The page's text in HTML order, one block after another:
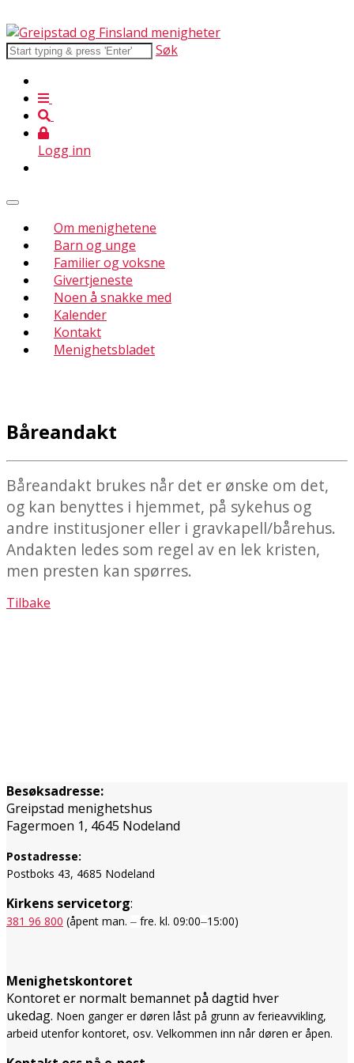
Søk
Logg inn
Om menighetene
Barn og unge
Familier og voksne
Givertjeneste
Noen å snakke med
Kalender
Kontakt
Menighetsbladet
Båreandakt
Båreandakt brukes når det er ønske om det,
og kan benyttes i hjemmet, på sykehus og
andre institusjoner eller i gravkapell/bårehus.
Andakten ledes som regel av en lek kristen,
men presten kan spørres.
Tilbake
Besøksadresse:
Greipstad menighetshus
Fagermoen 1, 4645 Nodeland
Postadresse:
Postboks 43, 4685 Nodeland
Kirkens servicetorg:
381 96 800 (åpent man. – fre. kl. 09:00–15:00)
Menighetskontoret
Kontoret er normalt bemannet på dagtid hver
ukedag. Noen ganger er døren låst på grunn av ferieavvikling,
arbeid utenfor kontoret, osv. Velkommen inn når døren er åpen.